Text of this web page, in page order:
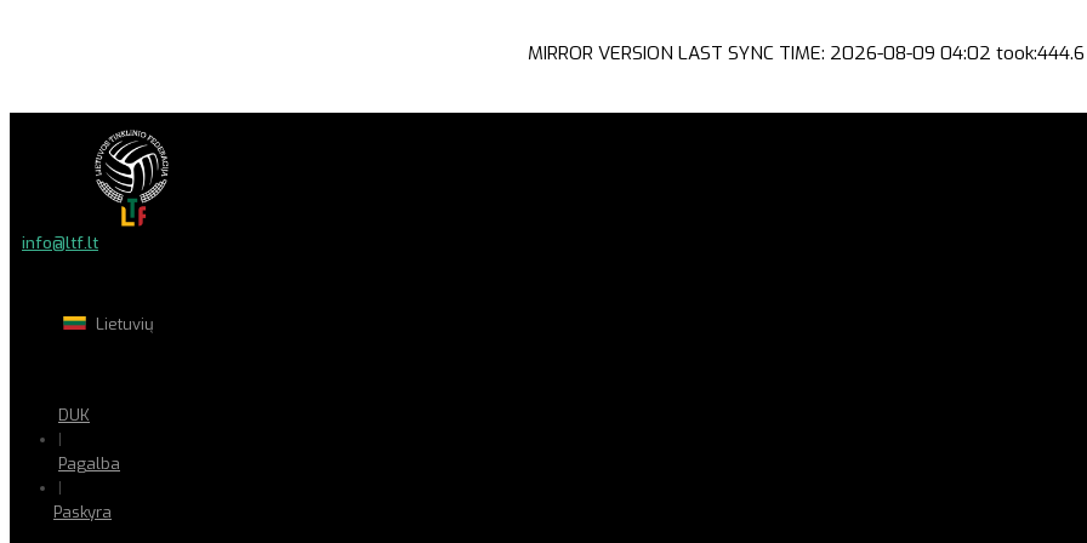
MIRROR VERSION LAST SYNC TIME: 2026-08-09 04:02
info@ltf.lt
Lietuvių
DUK
|
Pagalba
|
Paskyra